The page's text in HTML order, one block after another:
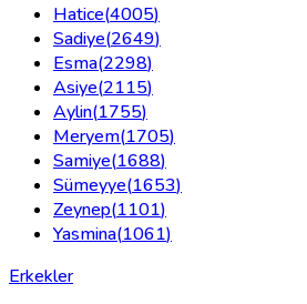
Hatice(4005)
Sadiye(2649)
Esma(2298)
Asiye(2115)
Aylin(1755)
Meryem(1705)
Samiye(1688)
Sümeyye(1653)
Zeynep(1101)
Yasmina(1061)
Erkekler